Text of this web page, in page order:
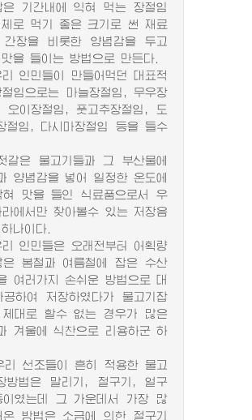
은 기간내에 익혀 먹는 장절임
로 먹기 좋은 크기로 썬 재료
간장을 비롯한 양념감을 두고
을 들이는 방법으로 만든다.
인민들이 만들어먹던 대표적
임으로는 마늘장절임, 무우장
오이장절임, 풋고추장절임, 도
절임, 다시마장절임 등을 들수
은 물고기들과 그 부산물에
양념감을 넣어 일정한 온도에
혀 맛을 들인 식료품으로서 우
에서만 찾아볼수 있는 저장음
나이다.
인민들은 오래전부터 어획량
은 봄철과 여름철에 잡은 수산
여러가지 손쉬운 방법으로 대
하여 저장하였다가 물고기잡
제대로 할수 없는 경우가 많은
겨울에 식찬으로 리용하군 하
선조들이 흔히 적용한 물고
방법은 말리기, 절구기, 얼구
이였는데 그 가운데서 가장 많
방법은 소금에 의한 절구기